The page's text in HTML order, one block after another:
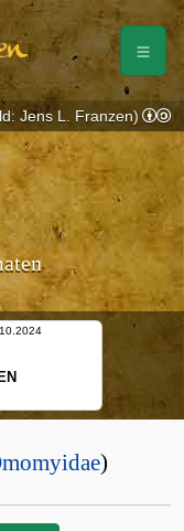
Jens L. Franzen)
)